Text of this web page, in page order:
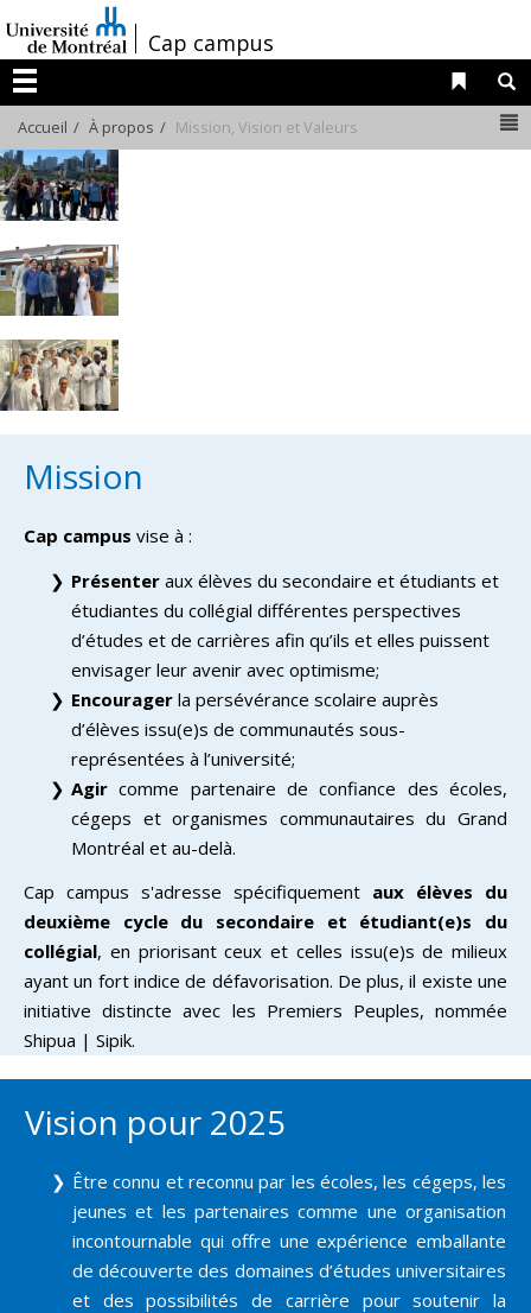
au
contenu
/
Cap campus
Menu
Liens
Accueil À propos Mission, Vision et Valeurs
Mission
Cap campus vise à :
Présenter aux élèves du secondaire et étudiants et
étudiantes du collégial différentes perspectives
d’études et de carrières afin qu’ils et elles puissent
envisager leur avenir avec optimisme;
Encourager la persévérance scolaire auprès
d’élèves issu(e)s de communautés sous-
représentées à l’université;
Agir comme partenaire de confiance des écoles,
cégeps et organismes communautaires du Grand
Montréal et au-delà.
Cap campus s'adresse spécifiquement aux élèves du
deuxième cycle du secondaire et étudiant(e)s du
collégial, en priorisant ceux et celles issu(e)s de milieux
ayant un fort indice de défavorisation. De plus, il existe une
initiative distincte avec les Premiers Peuples, nommée
Shipua | Sipik.
Vision pour 2025
Être connu et reconnu par les écoles, les cégeps, les
jeunes et les partenaires comme une organisation
incontournable qui offre une expérience emballante
de découverte des domaines d’études universitaires
et des possibilités de carrière pour soutenir la